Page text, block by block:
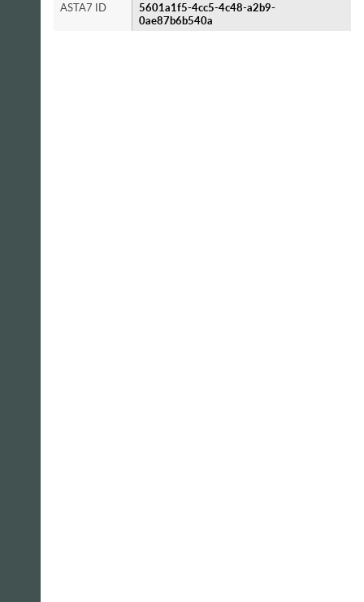
ASTA7 ID
5601a1f5-4cc5-4c48-a2b9-
0ae87b6b540a